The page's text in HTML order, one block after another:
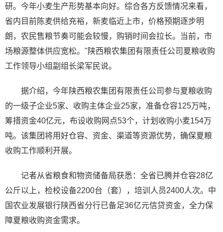
研。今年小麦生产形势基本向好。综合各方反馈情况来看，
省内目前陈麦供给充裕，新麦临近上市，价格预期逐步明
朗，农民售粮节奏可能会较慢，购销时间会拉长。当前，市
场粮源整体供应宽松。"陕西粮农集团有限责任公司夏粮收购
工作领导小组副组长梁军民说。
据介绍，今年陕西粮农集团有限责任公司参与夏粮收购
的一级子企业5家、收购主体企业25家，准备仓容125万吨，
筹措资金40亿元，布设收购网点53个，计划收购小麦154万
吨。该集团将用好仓容、资金、渠道等资源优势，确保夏粮
收购工作顺利开展。
记者从省粮食和物资储备局获悉：全省已腾并仓容28亿
公斤以上，检校设备2200台（套），培训人员2400人次。中
国农业发展银行陕西省分行已备足36亿元信贷资金，全力保
障夏粮收购资金需求。